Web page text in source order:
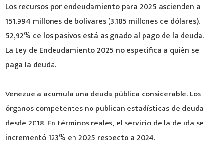
Los recursos por endeudamiento para 2025 ascienden a
151.994 millones de bolívares (3.185 millones de dólares).
52,92% de los pasivos está asignado al pago de la deuda.
La Ley de Endeudamiento 2025 no especifica a quién se
paga la deuda.
Venezuela acumula una deuda pública considerable. Los
órganos competentes no publican estadísticas de deuda
desde 2018. En términos reales, el servicio de la deuda se
incrementó 123% en 2025 respecto a 2024.